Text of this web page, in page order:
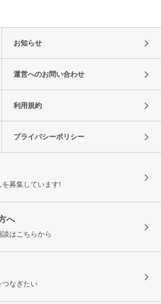
お知らせ
運営へのお問い合わせ
利用規約
プライバシーポリシー
募集しています!
へ
はこちらから
つなぎたい